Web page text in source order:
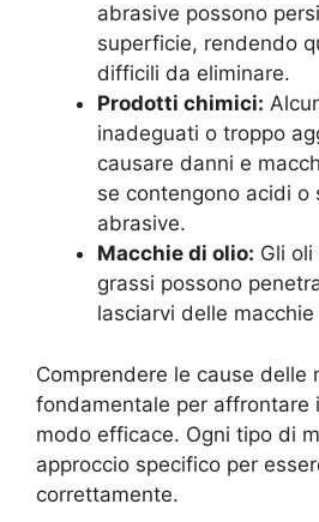
abrasive possono
superficie, rendendo
difficili da eliminare.
Prodotti chimici:
inadeguati o troppo
causare danni e
se contengono acidi o
abrasive.
Macchie di olio: Gli
grassi possono
lasciarvi delle
Comprendere le cause delle
fondamentale per affrontare
modo efficace. Ogni tipo di
approccio specifico per
correttamente.